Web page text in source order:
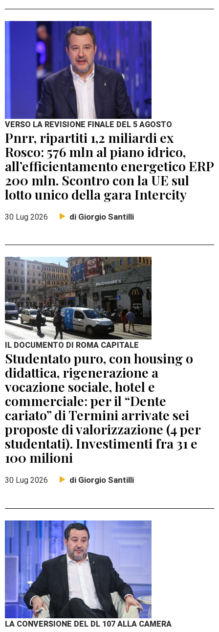
VERSO LA REVISIONE FINALE DEL 5 AGOSTO
Pnrr, ripartiti 1,2 miliardi ex
Rosco: 576 mln al piano idrico,
all’efficientamento energetico ERP
200 mln. Scontro con la UE sul
lotto unico della gara Intercity
30 Lug 2026 di Giorgio Santilli
IL DOCUMENTO DI ROMA CAPITALE
Studentato puro, con housing o
didattica, rigenerazione a
vocazione sociale, hotel e
commerciale: per il “Dente
cariato” di Termini arrivate sei
proposte di valorizzazione (4 per
studentati). Investimenti fra 31 e
100 milioni
30 Lug 2026 di Giorgio Santilli
LA CONVERSIONE DEL DL 107 ALLA CAMERA